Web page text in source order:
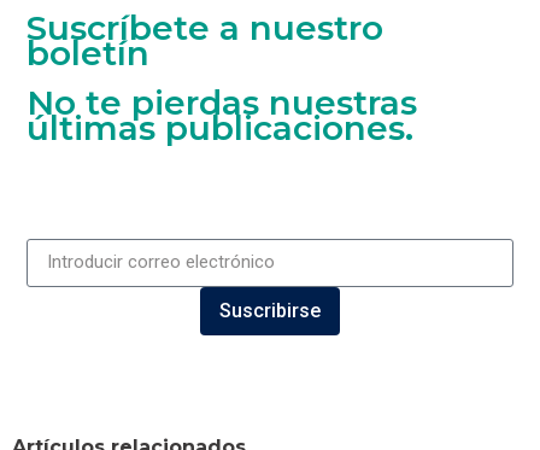
Suscríbete a nuestro
boletín
No te pierdas nuestras
últimas publicaciones.
Suscribirse